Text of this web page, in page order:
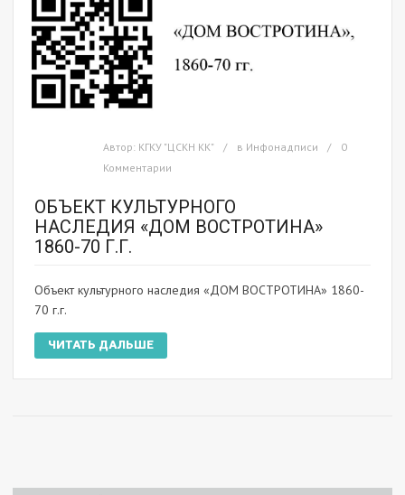
Автор: КГКУ "ЦСКН КК" в Инфонадписи
0
Комментарии
ОБЪЕКТ КУЛЬТУРНОГО
НАСЛЕДИЯ «ДОМ ВОСТРОТИНА»
1860-70 Г.Г.
Объект культурного наследия «ДОМ ВОСТРОТИНА» 1860-
70 г.г.
ЧИТАТЬ ДАЛЬШЕ